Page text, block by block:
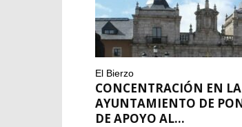
El Bierzo
CONCENTRACIÓN EN
AYUNTAMIENTO DE
DE APOYO AL...